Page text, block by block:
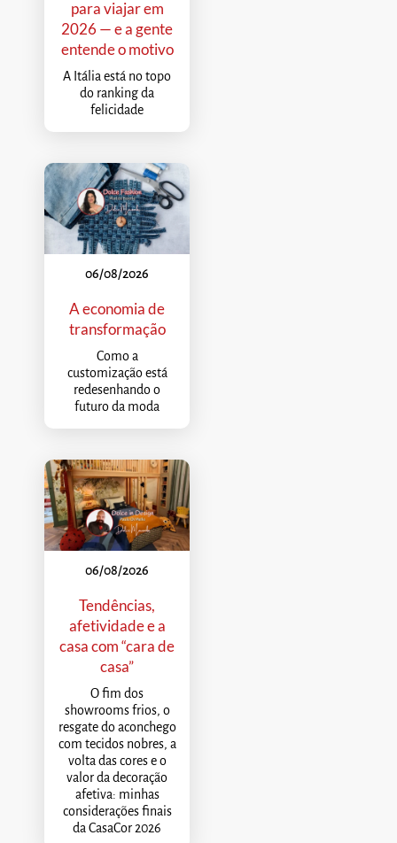
para viajar em
2026 — e a gente
entende o motivo
A Itália está no topo
do ranking da
felicidade
06/08/2026
A economia de
transformação
Como a
customização está
redesenhando o
futuro da moda
06/08/2026
Tendências,
afetividade e a
casa com “cara de
casa”
O fim dos
showrooms frios, o
resgate do aconchego
com tecidos nobres, a
volta das cores e o
valor da decoração
afetiva: minhas
considerações finais
da CasaCor 2026